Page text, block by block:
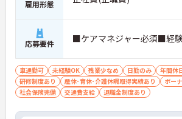
雇用形態
応募要件 ■ケアマネジャー必須■経
車通勤可 未経験OK 残業少なめ 日勤のみ
年間休
研修制度あり
産休･育休･介護休暇取得実績あり
ボー
社会保険完備
交通費支給 退職金制度あり